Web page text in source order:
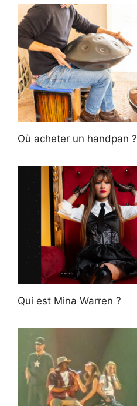
Où acheter un handpan ?
Qui est Mina Warren ?